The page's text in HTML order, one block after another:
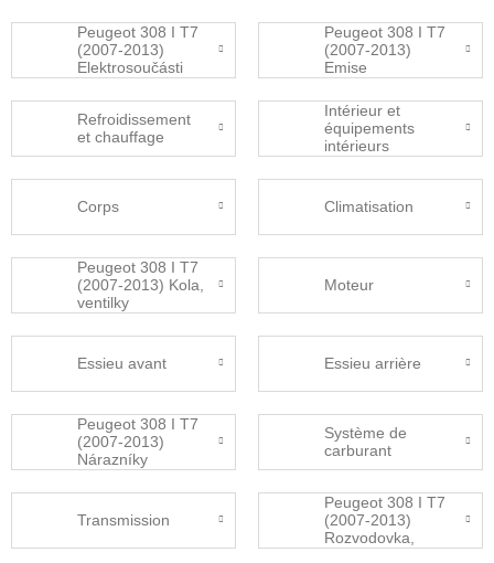
Peugeot 308 I T7
(2007-2013)
Elektrosoučásti
Peugeot 308 I T7
(2007-2013)
Emise
Refroidissement
et chauffage
Intérieur et
équipements
intérieurs
Corps Climatisation
Peugeot 308 I T7
(2007-2013) Kola,
ventilky
Moteur
Essieu avant Essieu arrière
Peugeot 308 I T7
(2007-2013)
Nárazníky
Système de
carburant
Transmission
Peugeot 308 I T7
(2007-2013)
Rozvodovka,